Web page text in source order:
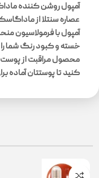
عصاره سنتلا از
آمپول با فرمولاسیون
خسته و کبود رنگ شما
محصول مراقبت از پوست
کنید تا پوستتان